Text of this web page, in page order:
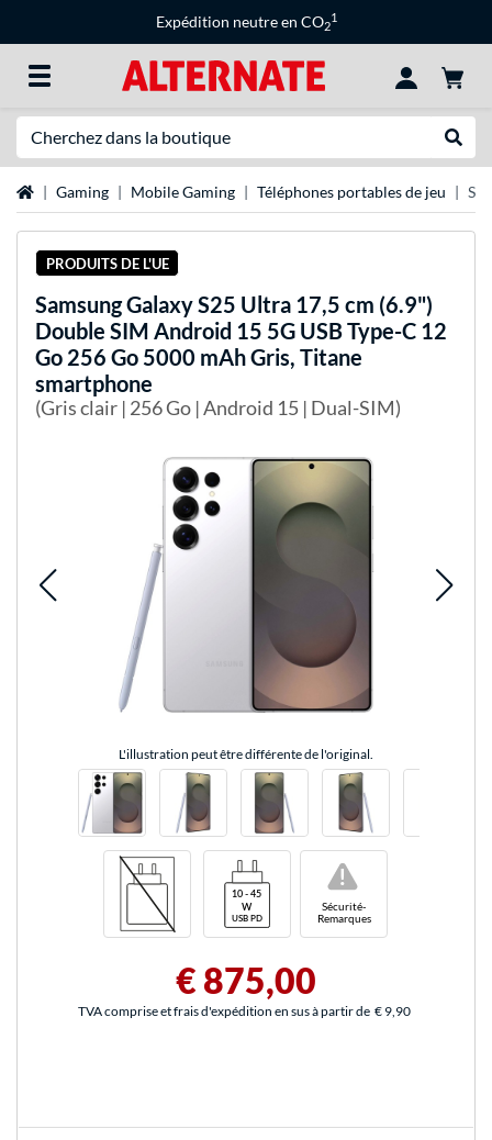
Expédition neutre en CO2
1
Page d'accueil
Gaming Mobile Gaming Téléphones portables de jeu
PRODUITS DE L'UE
SamsungGalaxy S25 Ultra 17,5 cm (6.9")
Double SIM Android 15 5G USB Type-C 12
Go 256 Go 5000 mAh Gris, Titane
smartphone
(Gris clair | 256 Go | Android 15 | Dual-SIM)
L'illustration peut être différente de l'original.
Sécurité-
Remarques
!
€ 875,00
TVA comprise et frais d'expédition en sus à partir de € 9,90